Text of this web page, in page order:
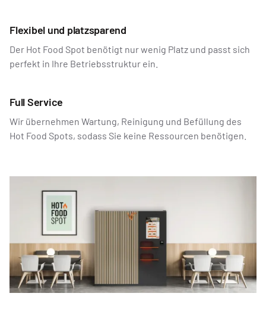
Flexibel und platzsparend
Der Hot Food Spot benötigt nur wenig Platz und passt sich
perfekt in Ihre Betriebsstruktur ein.
Full Service
Wir übernehmen Wartung, Reinigung und Befüllung des
Hot Food Spots, sodass Sie keine Ressourcen benötigen.